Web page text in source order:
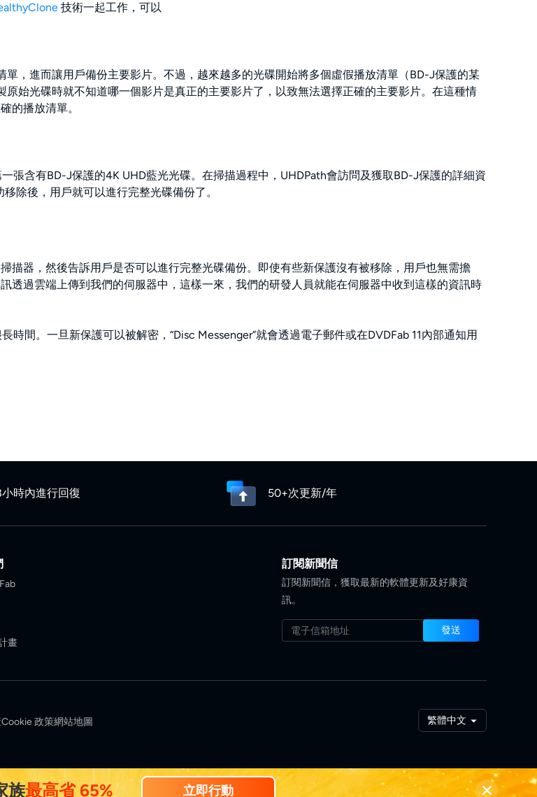
技術一起工作，可以
，進而讓用戶備份主要影片。不過，越來越多的光碟開始將多個虛假播放清單（BD-J保護的某
始光碟時就不知道哪一個影片是真正的主要影片了，以致無法選擇正確的主要影片。在這種情
的播放清單。
張含有BD-J保護的4K UHD藍光光碟。在掃描過程中，UHDPath會訪問及獲取BD-J保護的詳細資
除後，用戶就可以進行完整光碟備份了。
描器，然後告訴用戶是否可以進行完整光碟備份。即使有些新保護沒有被移除，用戶也無需擔
透過雲端上傳到我們的伺服器中，這樣一來，我們的研發人員就能在伺服器中收到這樣的資訊時
間。一旦新保護可以被解密，“Disc Messenger”就會透過電子郵件或在DVDFab 11內部通知用
時內進行回復 50+次更新/年
畫
訂閱新聞信
訂閱新聞信，獲取最新的軟體更新及好康資
訊。
發送
Cookie 政策網站地圖 繁體中文
族最高省 65% 立即行動